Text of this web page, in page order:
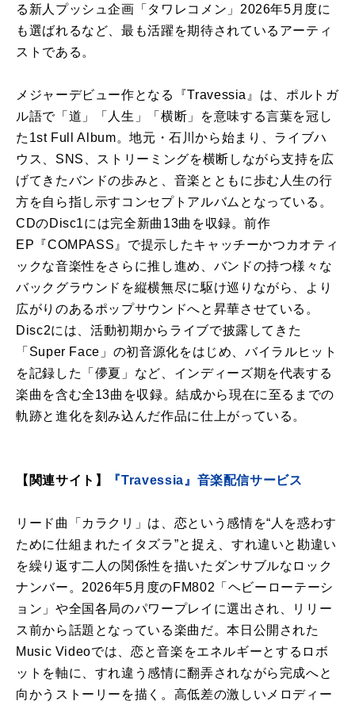
る新人プッシュ企画「タワレコメン」2026年5月度に
も選ばれるなど、最も活躍を期待されているアーティ
ストである。
メジャーデビュー作となる『Travessia』は、ポルトガ
ル語で「道」「人生」「横断」を意味する言葉を冠し
た1st Full Album。地元・石川から始まり、ライブハ
ウス、SNS、ストリーミングを横断しながら支持を広
げてきたバンドの歩みと、音楽とともに歩む人生の行
方を自ら指し示すコンセプトアルバムとなっている。
CDのDisc1には完全新曲13曲を収録。前作
EP『COMPASS』で提示したキャッチーかつカオティ
ックな音楽性をさらに推し進め、バンドの持つ様々な
バックグラウンドを縦横無尽に駆け巡りながら、より
広がりのあるポップサウンドへと昇華させている。
Disc2には、活動初期からライブで披露してきた
「Super Face」の初音源化をはじめ、バイラルヒット
を記録した「儚夏」など、インディーズ期を代表する
楽曲を含む全13曲を収録。結成から現在に至るまでの
軌跡と進化を刻み込んだ作品に仕上がっている。
【関連サイト】 『Travessia』音楽配信サービス
リード曲「カラクリ」は、恋という感情を“人を惑わす
ために仕組まれたイタズラ”と捉え、すれ違いと勘違い
を繰り返す二人の関係性を描いたダンサブルなロック
ナンバー。2026年5月度のFM802「ヘビーローテーシ
ョン」や全国各局のパワープレイに選出され、リリー
ス前から話題となっている楽曲だ。本日公開された
Music Videoでは、恋と音楽をエネルギーとするロボ
ットを軸に、すれ違う感情に翻弄されながら完成へと
向かうストーリーを描く。高低差の激しいメロディー